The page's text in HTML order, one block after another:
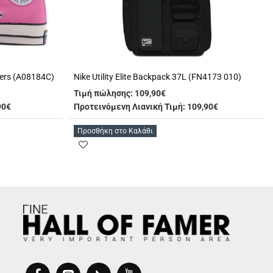
(A08184C)
Nike Utility Elite Backpack 37L (FN4173 010)
Τιμή πώλησης: 109,90€
Προτεινόμενη Λιανική Τιμή: 109,90€
Προσθήκη στο Καλάθι